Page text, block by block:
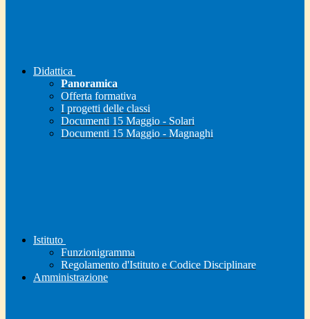
Didattica
Panoramica
Offerta formativa
I progetti delle classi
Documenti 15 Maggio - Solari
Documenti 15 Maggio - Magnaghi
Istituto
Funzionigramma
Regolamento d'Istituto e Codice Disciplinare
Amministrazione